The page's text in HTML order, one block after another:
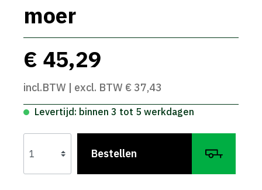
moer
€ 45,29
incl.BTW | excl. BTW € 37,43
Levertijd: binnen 3 tot 5 werkdagen
Bestellen